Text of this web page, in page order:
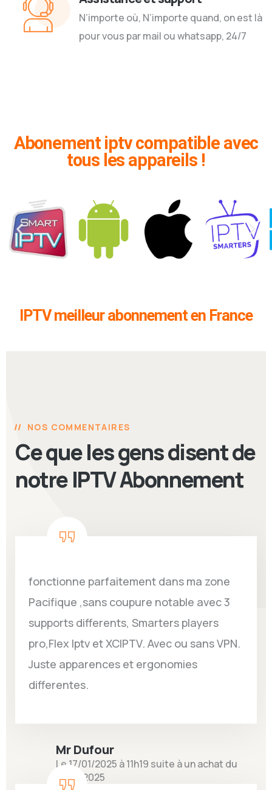
N’importe où, N’importe quand, on est là
pour vous par mail ou whatsapp, 24/7
Abonement iptv compatible avec
tous les appareils !
IPTV meilleur abonnement en France
NOS COMMENTAIRES
Ce que les gens disent de
notre IPTV Abonnement
fonctionne parfaitement dans ma zone
Pacifique ,sans coupure notable avec 3
supports differents, Smarters players
pro,Flex Iptv et XCIPTV. Avec ou sans VPN.
Juste apparences et ergonomies
differentes.
Mr Dufour
Le 17/01/2025 à 11h19 suite à un achat du
10/01/2025